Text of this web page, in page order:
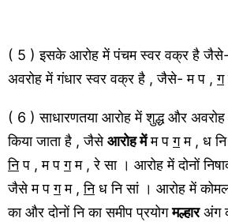
( 5 ) इसके आरोह में पंचम स्वर वक्र है
अवरोह में गंधार स्वर वक्र है , जैसे- म प ,ग
( 6 ) साधारणतया आरोह में शुद्ध और अवरोह
किया जाता है , जैसेआरोह मेंम पगम , ध नि
निप , म पगम , रे सा । आरोह में दोनों
जैसे म पगम ,निध नि सां । आरोह में
का और दोनों नि का समीप प्रयोगमल्हारअंग